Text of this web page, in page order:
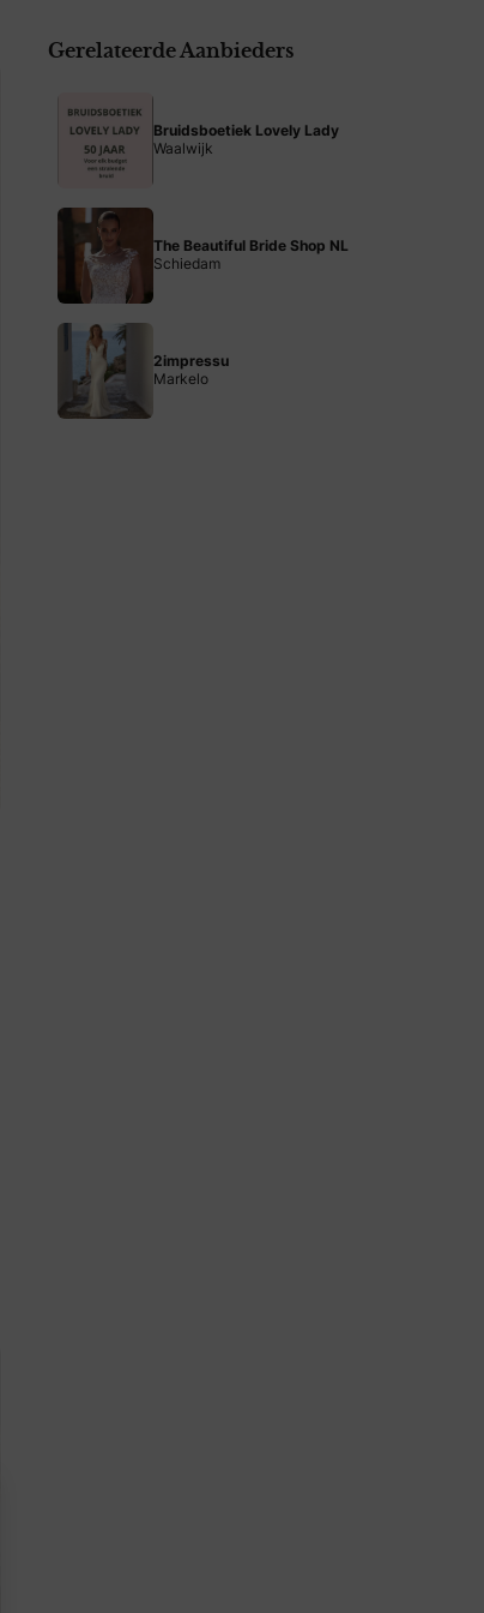
Gerelateerde Aanbieders
Bruidsboetiek Lovely Lady
Waalwijk
The Beautiful Bride Shop NL
Schiedam
2impressu
Markelo